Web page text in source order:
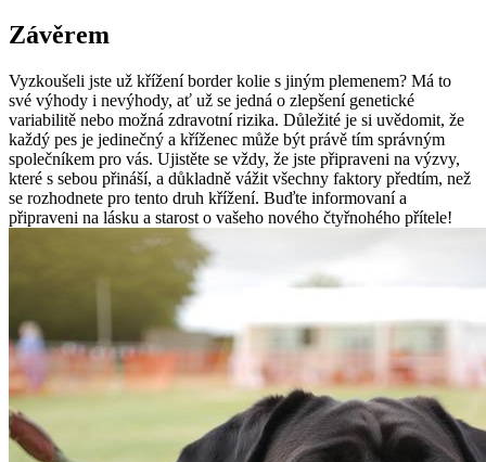
Závěrem
Vyzkoušeli jste už křížení border kolie s jiným plemenem? Má to
své výhody i nevýhody, ať už se jedná o zlepšení genetické
variabilitě nebo možná zdravotní rizika. Důležité je si uvědomit, že
každý pes je jedinečný a kříženec může být právě tím správným
společníkem pro vás. Ujistěte se vždy, že jste připraveni na výzvy,
které s sebou přináší, a důkladně vážit všechny faktory předtím, než
se rozhodnete pro tento druh křížení. Buďte informovaní a
připraveni na lásku a starost o vašeho nového čtyřnohého přítele!